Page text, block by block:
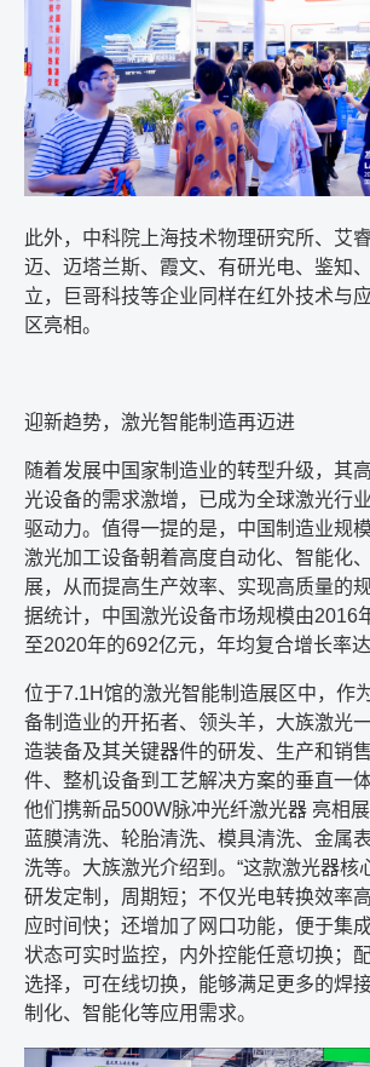
此外，中科院上海技术物理研究所、艾
迈、迈塔兰斯、霞文、有研光电、鉴知
立，巨哥科技等企业同样在红外技术与
区亮相。
迎新趋势，激光智能制造再迈进
随着发展中国家制造业的转型升级，其
光设备的需求激增，已成为全球激光行
驱动力。值得一提的是，中国制造业规
激光加工设备朝着高度自动化、智能化
展，从而提高生产效率、实现高质量的
据统计，中国激光设备市场规模由2016
至2020年的692亿元，年均复合增长率达
位于7.1H馆的激光智能制造展区中，作
备制造业的开拓者、领头羊，大族激光
造装备及其关键器件的研发、生产和销
件、整机设备到工艺解决方案的垂直一
他们携新品500W脉冲光纤激光器 亮相
蓝膜清洗、轮胎清洗、模具清洗、金属
洗等。大族激光介绍到。 “这款激光器核
研发定制，周期短；不仅光电转换效率
应时间快；还增加了网口功能，便于集
状态可实时监控，内外控能任意切换；
选择，可在线切换，能够满足更多的焊
制化、智能化等应用需求。